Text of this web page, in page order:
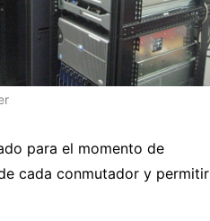
para el momento de
cada conmutador y permitir